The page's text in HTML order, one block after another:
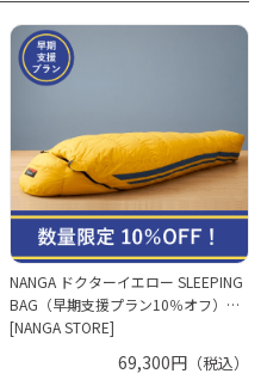
NANGA ドクターイエロー SLEEPING
BAG（早期支援プラン10％オフ）…
[NANGA STORE]
69,300円 （税込）